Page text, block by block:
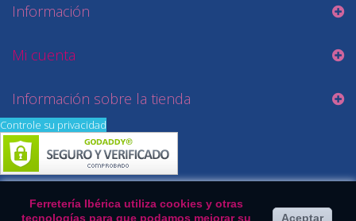
Información
Mi cuenta
Información sobre la tienda
Ferretería Ibérica utiliza cookies y otras
tecnologías para que podamos mejorar su
Aceptar
Controle su privacidad